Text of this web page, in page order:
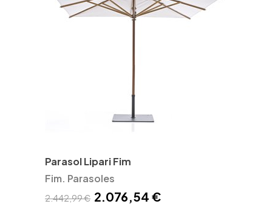
Parasol Lipari Fim
Fim. Parasoles
2.442,99 € 2.076,54 €